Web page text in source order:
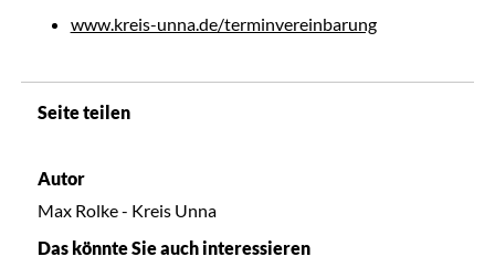
www.kreis-unna.de/terminvereinbarung
Seite teilen
Autor
Max Rolke - Kreis Unna
Das könnte Sie auch interessieren